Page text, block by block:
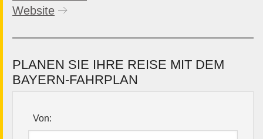
Website
PLANEN SIE IHRE REISE MIT DEM
BAYERN-FAHRPLAN
Von: